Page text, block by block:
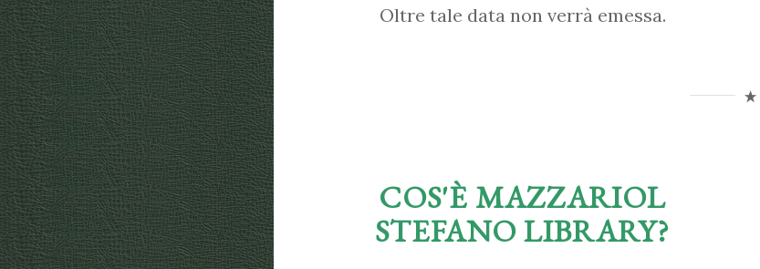
Oltre tale data non verrà emessa.
COS'È MAZZARIOL
STEFANO LIBRARY?